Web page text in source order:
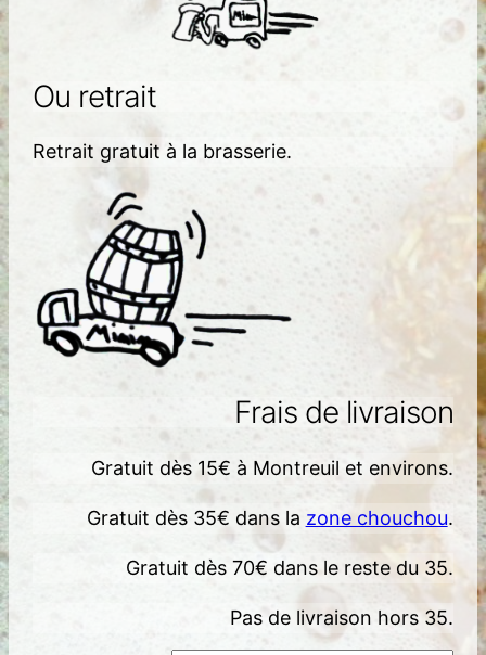
Ou retrait
Retrait gratuit à la brasserie.
Frais de livraison
Gratuit dès 15€ à Montreuil et environs.
Gratuit dès 35€ dans la zone chouchou.
Gratuit dès 70€ dans le reste du 35.
Pas de livraison hors 35.